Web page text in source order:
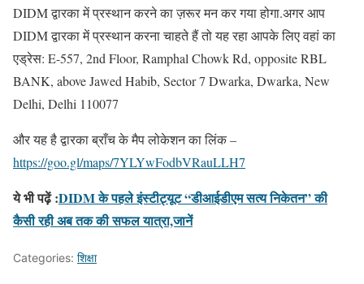
DIDM द्वारका में प्रस्थान करने का ज़रूर मन कर गया होगा.अगर आप
DIDM द्वारका में प्रस्थान करना चाहते हैं तो यह रहा आपके लिए वहां का
एड्रेस: E-557, 2nd Floor, Ramphal Chowk Rd, opposite RBL
BANK, above Jawed Habib, Sector 7 Dwarka, Dwarka, New
Delhi, Delhi 110077
और यह है द्वारका ब्राँच के मैप लोकेशन का लिंक –
https://goo.gl/maps/7YLYwFodbVRauLLH7
ये भी पढ़ें :DIDM के पहले इंस्टीट्यूट “डीआईडीएम सत्य निकेतन” की
कैसी रही अब तक की सफल यात्रा,जानें
Categories: शिक्षा